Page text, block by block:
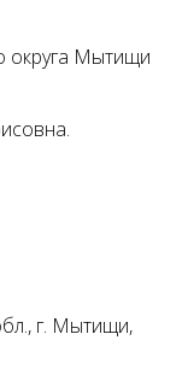
округа Мытищи
г. Мытищи,